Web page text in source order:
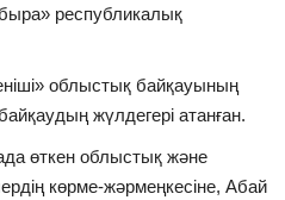
республикалық
облыстық байқауының
жүлдегері атанған.
өткен облыстық және
көрме-жәрмеңкесіне, Абай